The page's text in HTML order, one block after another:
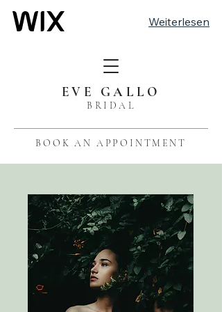
Weiterlesen